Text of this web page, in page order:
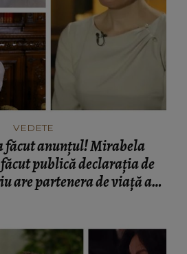
VEDETE
făcut anunțul! Mirabela
publică declarația de
are partenera de viață a